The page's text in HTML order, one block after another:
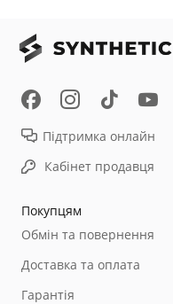
Покупцям
Обмін та повернення
Доставка та оплата
Гарантія
Підтримка онлайн
Кабінет продавця